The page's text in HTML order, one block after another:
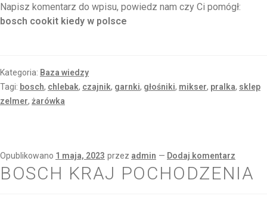
Napisz komentarz do wpisu, powiedz nam czy Ci pomógł:
bosch cookit kiedy w polsce
Kategoria: Baza wiedzy
Tagi: bosch, chlebak, czajnik, garnki, głośniki, mikser, pralka, sklep
zelmer, żarówka
Opublikowano 1 maja, 2023 przez admin — Dodaj komentarz
BOSCH KRAJ POCHODZENIA